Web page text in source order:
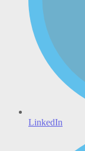
LinkedIn